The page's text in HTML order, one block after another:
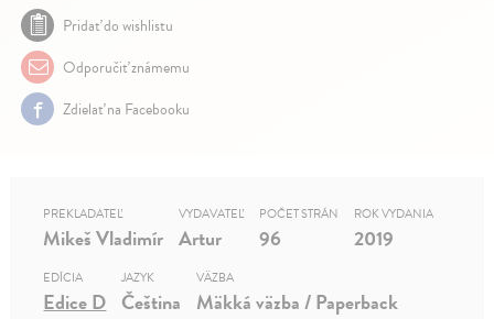
Pridať do wishlistu
Odporučiť známemu
Zdielať na Facebooku
PREKLADATEĽ
Mikeš Vladimír
VYDAVATEĽ
Artur
POČET STRÁN
96
ROK VYDANIA
2019
EDÍCIA
Edice D
JAZYK
Čeština
VÄZBA
Mäkká väzba / Paperback